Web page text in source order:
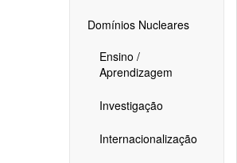
Domínios Nucleares
Ensino /
Aprendizagem
Investigação
Internacionalização